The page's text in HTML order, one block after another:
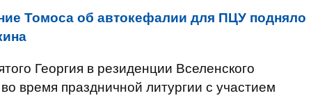
Томоса об автокефалии для ПЦУ подняло
Георгия в резиденции Вселенского
время праздничной литургии с участием